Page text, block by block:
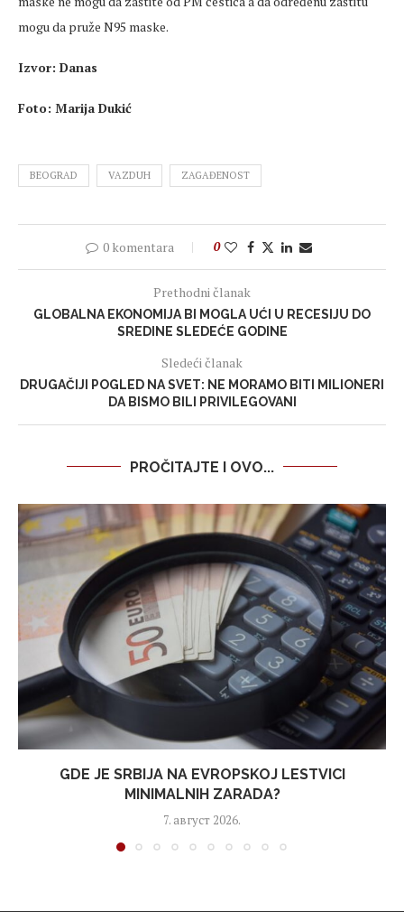
mogu da pruže N95 maske.
Izvor: Danas
Foto: Marija Dukić
BEOGRAD VAZDUH ZAGAĐENOST
0 komentara 0
Prethodni članak
GLOBALNA EKONOMIJA BI MOGLA UĆI U RECESIJU DO
SREDINE SLEDEĆE GODINE
Sledeći članak
DRUGAČIJI POGLED NA SVET: NE MORAMO BITI MILIONERI
DA BISMO BILI PRIVILEGOVANI
PROČITAJTE I OVO...
GDE JE SRBIJA NA EVROPSKOJ LESTVICI
MINIMALNIH ZARADA?
7. август 2026.